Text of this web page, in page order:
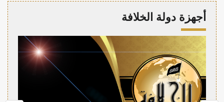
أجهزة دولة الخلافة